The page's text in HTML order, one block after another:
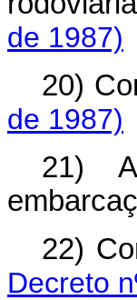
de 1987)
20)
de 1987)
21)
22)
Decreto